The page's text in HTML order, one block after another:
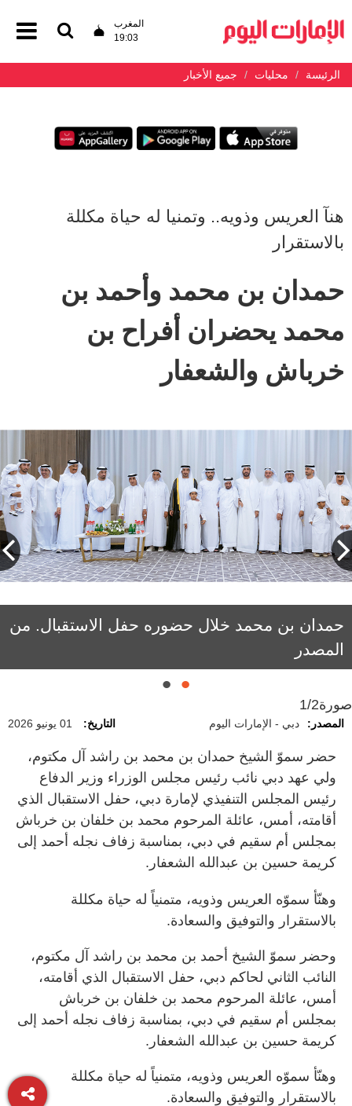
المغرب
19:03
الرئيسة محليات جميع الأخبار
هنآ العريس وذويه.. وتمنيا له حياة مكللة
بالاستقرار
حمدان بن محمد وأحمد بن
محمد يحضران أفراح بن
خرباش والشعفار
حمدان بن محمد خلال حضوره حفل الاستقبال. من
المصدر
أحمد بن محمد خلال حضوره حفل الاستقبال. من
المصدر
صورة1/2
المصدر: دبي - الإمارات اليوم التاريخ: 01 يونيو 2026
حضر سموّ الشيخ حمدان بن محمد بن راشد آل مكتوم،
ولي عهد دبي نائب رئيس مجلس الوزراء وزير الدفاع
رئيس المجلس التنفيذي لإمارة دبي، حفل الاستقبال الذي
أقامته، أمس، عائلة المرحوم محمد بن خلفان بن خرباش
بمجلس أم سقيم في دبي، بمناسبة زفاف نجله أحمد إلى
كريمة حسين بن عبدالله الشعفار.
وهنّأ سموّه العريس وذويه، متمنياً له حياة مكللة
بالاستقرار والتوفيق والسعادة.
وحضر سموّ الشيخ أحمد بن محمد بن راشد آل مكتوم،
النائب الثاني لحاكم دبي، حفل الاستقبال الذي أقامته،
أمس، عائلة المرحوم محمد بن خلفان بن خرباش
بمجلس أم سقيم في دبي، بمناسبة زفاف نجله أحمد إلى
كريمة حسين بن عبدالله الشعفار.
وهنّأ سموّه العريس وذويه، متمنياً له حياة مكللة
بالاستقرار والتوفيق والسعادة.